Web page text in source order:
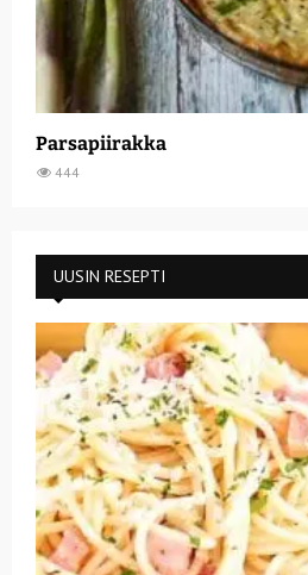
Parsapiirakka
444
UUSIN RESEPTI